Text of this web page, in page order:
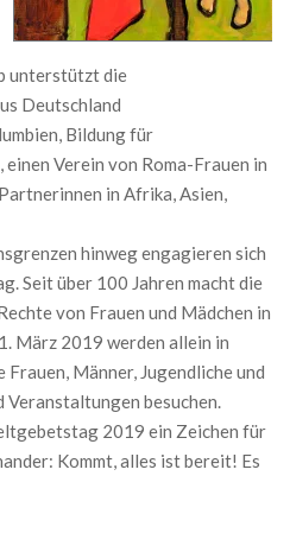
unterstützt die
Deutschland
Bildung für
Verein von Roma-Frauen in
in Afrika, Asien,
hinweg engagieren sich
Seit über 100 Jahren macht die
von Frauen und Mädchen in
März 2019 werden allein in
Männer, Jugendliche und
besuchen.
2019 ein Zeichen für
Kommt, alles ist bereit! Es